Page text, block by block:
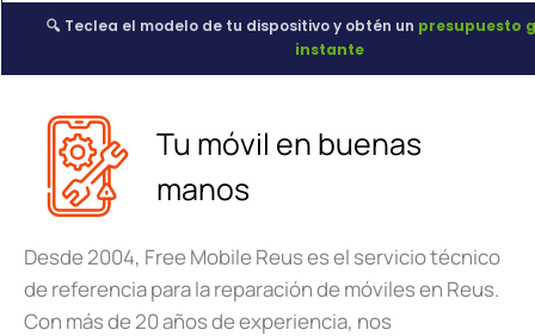
🔍 Teclea el modelo de tu dispositivo y obtén un presupuesto
instante
Tu móvil en buenas
manos
Desde 2004, Free Mobile Reus es el servicio técnico
de referencia para la reparación de móviles en Reus.
Con más de 20 años de experiencia, nos